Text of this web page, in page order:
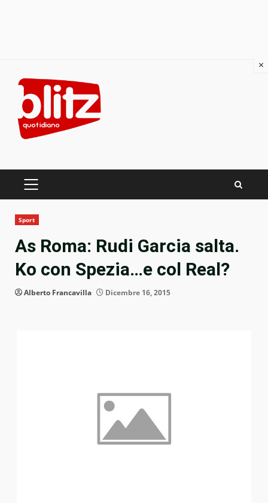
content
PRIMARY
Sport
As Roma: Rudi Garcia salta.
Ko con Spezia…e col Real?
Alberto Francavilla Dicembre 16, 2015
×